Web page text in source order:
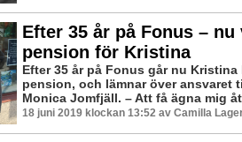
Efter 35 år på Fonus – nu
pension för Kristina
Efter 35 år på Fonus går nu Kristina
pension, och lämnar över ansvaret
Monica Jomfjäll. – Att få ägna mig
18 juni 2019 klockan 13:52 av Camilla